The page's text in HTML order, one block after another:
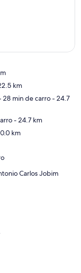
km
28 min de carro- 24.7
- 24.7 km
km